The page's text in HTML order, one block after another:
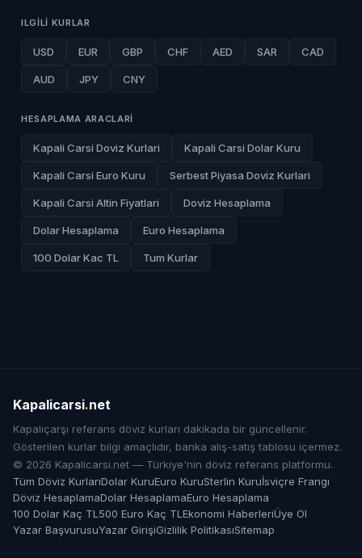
ILGILI KURLAR
USD EUR GBP CHF AED SAR CAD
AUD JPY CNY
HESAPLAMA ARACLARI
Kapali Carsi Doviz Kurlari Kapali Carsi Dolar Kuru
Kapali Carsi Euro Kuru Serbest Piyasa Doviz Kurlari
Kapali Carsi Altin Fiyatlari Doviz Hesaplama
Dolar Hesaplama Euro Hesaplama
100 Dolar Kac TL Tum Kurlar
Kapalicarsi.net
Kapalıçarşı referans döviz kurları dakikada bir güncellenir.
Gösterilen kurlar bilgi amaçlıdır, banka alış-satış tablosu içermez.
© 2026 Kapalicarsi.net — Türkiye'nin döviz referans platformu.
Tüm Döviz KurlarıDolar KuruEuro KuruSterlin Kuruİsviçre Frangı
Döviz HesaplamaDolar HesaplamaEuro Hesaplama
100 Dolar Kaç TL 500 Euro Kaç TL Ekonomi HaberleriÜye Ol
Yazar BaşvurusuYazar GirişiGizlilik PolitikasıSitemap